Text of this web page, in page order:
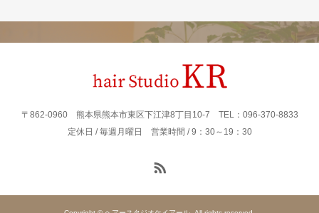
〒862‐0960 熊本県熊本市東区下江津8丁目10-7 TEL：096-370-8833
定休日 / 毎週月曜日 営業時間 / 9：30～19：30